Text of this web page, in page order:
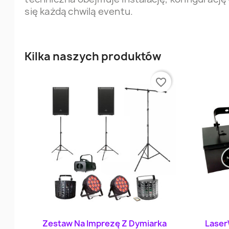
się każdą chwilą eventu.
Kilka naszych produktów
Szybki podgląd
Zestaw Na Imprezę Z Dymiarka
favorite_border